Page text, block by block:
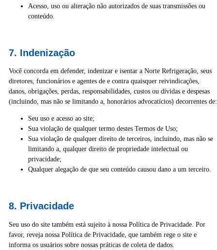
Acesso, uso ou alteração não autorizados de suas transmissões ou
conteúdo.
7. Indenização
Você concorda em defender, indenizar e isentar a Norte Refrigeração, seus
diretores, funcionários e agentes de e contra quaisquer reivindicações,
danos, obrigações, perdas, responsabilidades, custos ou dívidas e despesas
(incluindo, mas não se limitando a, honorários advocatícios) decorrentes de:
Seu uso e acesso ao site;
Sua violação de qualquer termo destes Termos de Uso;
Sua violação de qualquer direito de terceiros, incluindo, mas não se
limitando a, qualquer direito de propriedade intelectual ou
privacidade;
Qualquer alegação de que seu conteúdo causou dano a um terceiro.
8. Privacidade
Seu uso do site também está sujeito à nossa Política de Privacidade. Por
favor, reveja nossa Política de Privacidade, que também rege o site e
informa os usuários sobre nossas práticas de coleta de dados.